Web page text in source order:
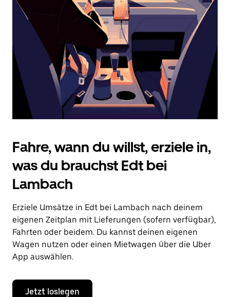
Drücke
die
Escape-
Taste,
den
Kalender
zu
schließen.
Fahre, wann du willst, erziele in,
was du brauchst Edt bei
Lambach
Erziele Umsätze in Edt bei Lambach nach deinem
eigenen Zeitplan mit Lieferungen (sofern verfügbar),
Fahrten oder beidem. Du kannst deinen eigenen
Wagen nutzen oder einen Mietwagen über die Uber
App auswählen.
Jetzt loslegen